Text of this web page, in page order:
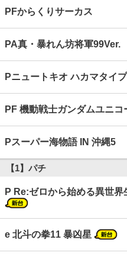
PFからくりサーカス
PA真・暴れん坊将軍99Ver.
Pニュートキオ ハカマタイプ
PF 機動戦士ガンダムユニコ
Pスーパー海物語 IN 沖縄5
【1】パチ
P Re:ゼロから始める異世
e 北斗の拳11 暴凶星